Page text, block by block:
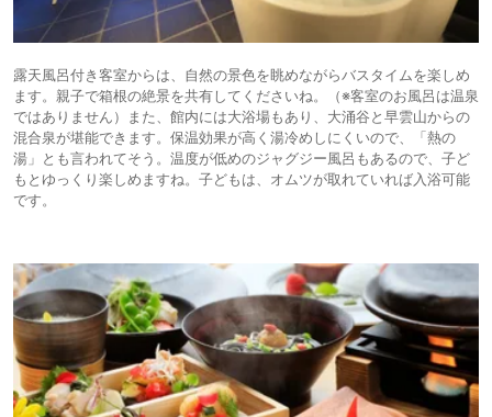
露天風呂付き客室からは、自然の景色を眺めながらバスタイムを楽しめ
ます。親子で箱根の絶景を共有してくださいね。（※客室のお風呂は温泉
ではありません）また、館内には大浴場もあり、大涌谷と早雲山からの
混合泉が堪能できます。保温効果が高く湯冷めしにくいので、「熱の
湯」とも言われてそう。温度が低めのジャグジー風呂もあるので、子ど
もとゆっくり楽しめますね。子どもは、オムツが取れていれば入浴可能
です。